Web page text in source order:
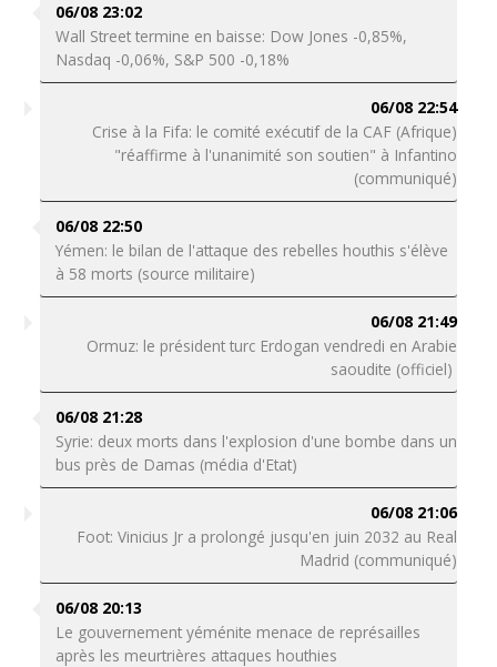
06/08 23:02
Wall Street termine en baisse: Dow Jones -0,85%,
Nasdaq -0,06%, S&P 500 -0,18%
06/08 22:54
Crise à la Fifa: le comité exécutif de la CAF (Afrique)
"réaffirme à l'unanimité son soutien" à Infantino
(communiqué)
06/08 22:50
Yémen: le bilan de l'attaque des rebelles houthis s'élève
à 58 morts (source militaire)
06/08 21:49
Ormuz: le président turc Erdogan vendredi en Arabie
saoudite (officiel)
06/08 21:28
Syrie: deux morts dans l'explosion d'une bombe dans un
bus près de Damas (média d'Etat)
06/08 21:06
Foot: Vinicius Jr a prolongé jusqu'en juin 2032 au Real
Madrid (communiqué)
06/08 20:13
Le gouvernement yéménite menace de représailles
après les meurtrières attaques houthies